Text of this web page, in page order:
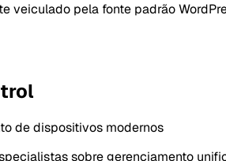
veiculado pela fonte padrão
de dispositivos modernos
sobre gerenciamento